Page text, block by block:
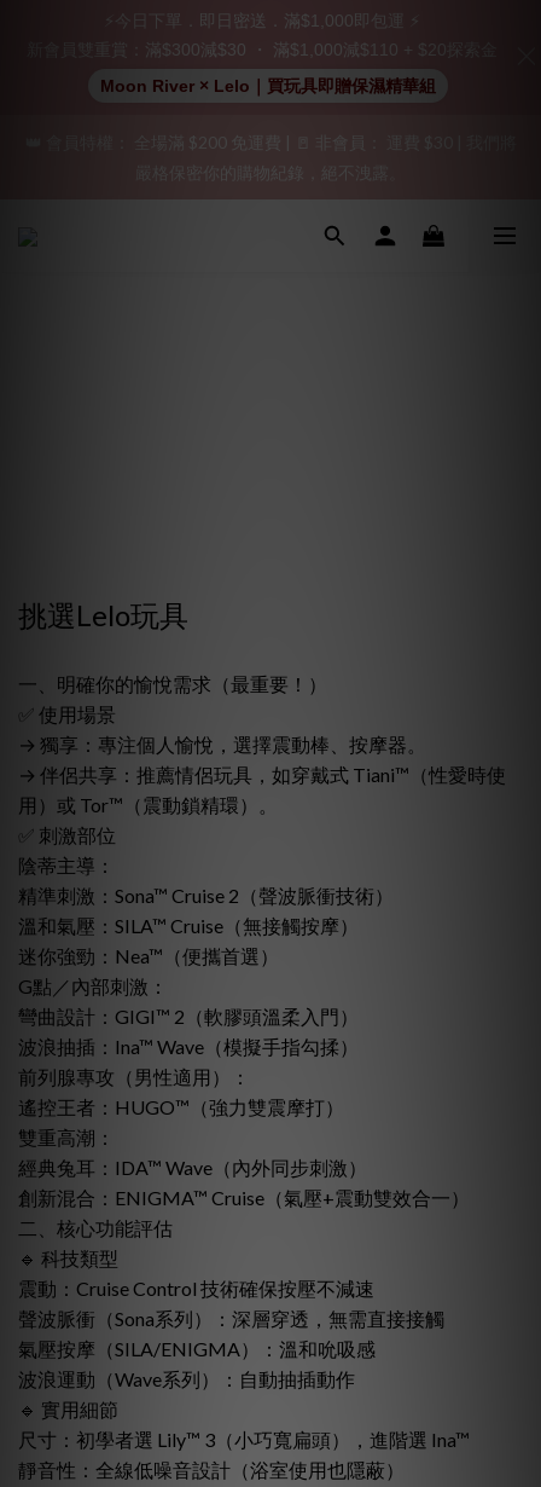
「保密出貨」（無店鋪資訊、一般紙箱）、隱私保護、加密付款、
立即註冊成為會員！
加入會員即享$20購物金  訂單商品好評再享$15購物金
👑 會員特權： 全場滿 $200 免運費 | 🚪 非會員： 運費 $30 | 我們將
嚴格保密你的購物紀錄，絕不洩露。
「保密出貨」（無店鋪資訊、一般紙箱）、隱私保護、加密付款、
挑選Lelo玩具
一、明確你的愉悅需求（最重要！）
✅ 使用場景
→ 獨享：專注個人愉悅，選擇震動棒、按摩器。
→ 伴侶共享：推薦情侶玩具，如穿戴式 Tiani™（性愛時使
用）或 Tor™（震動鎖精環）。
✅ 刺激部位
陰蒂主導：
精準刺激：Sona™ Cruise 2（聲波脈衝技術）
溫和氣壓：SILA™ Cruise（無接觸按摩）
迷你強勁：Nea™（便攜首選）
G點／內部刺激：
彎曲設計：GIGI™ 2（軟膠頭溫柔入門）
波浪抽插：Ina™ Wave（模擬手指勾揉）
前列腺專攻（男性適用）：
遙控王者：HUGO™（強力雙震摩打）
雙重高潮：
經典兔耳：IDA™ Wave（內外同步刺激）
創新混合：ENIGMA™ Cruise（氣壓+震動雙效合一）
二、核心功能評估
🔹 科技類型
震動：Cruise Control 技術確保按壓不減速
聲波脈衝（Sona系列）：深層穿透，無需直接接觸
氣壓按摩（SILA/ENIGMA）：溫和吮吸感
波浪運動（Wave系列）：自動抽插動作
🔹 實用細節
尺寸：初學者選 Lily™ 3（小巧寬扁頭），進階選 Ina™
靜音性：全線低噪音設計（浴室使用也隱蔽）
⚡今日下單．即日密送．滿$1,000即包運 ⚡
新會員雙重賞：滿$300減$30 ・ 滿$1,000減$110 + $20探索金
Moon River × Lelo｜買玩具即贈保濕精華組